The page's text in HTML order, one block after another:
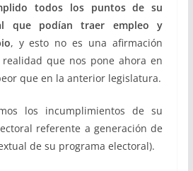
todos los puntos de su
que podían traer empleo y
, y esto no es una afirmación
que nos pone ahora en
que en la anterior legislatura.
los incumplimientos de su
referente a generación de
de su programa electoral).